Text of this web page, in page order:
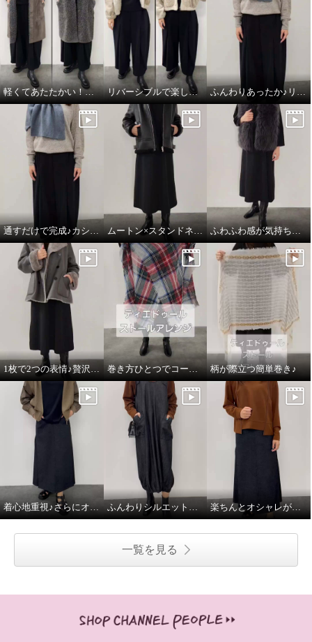
軽くてあたたかい！フェイクムートンジレ リバーシブルで楽しめる♪あったかフェイクムートン ふんわりあったか♪リネン×カシミヤの心地良さ
通すだけで完成♪カシミヤのごほうびマフラー ムートン×スタンドネックのこなれ感 ふわふわ感が気持ちいい♪大人の贅沢ベスト
巻き方ひとつでコーデがかわるストール♪ 柄が際立つ簡単巻き♪
着心地重視♪さらにオシャレ感あり
一覧を見る